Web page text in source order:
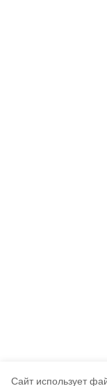
Cайт использует